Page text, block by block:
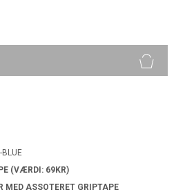
BLUE
(VÆRDI: 69KR)
MED ASSOTERET GRIPTAPE